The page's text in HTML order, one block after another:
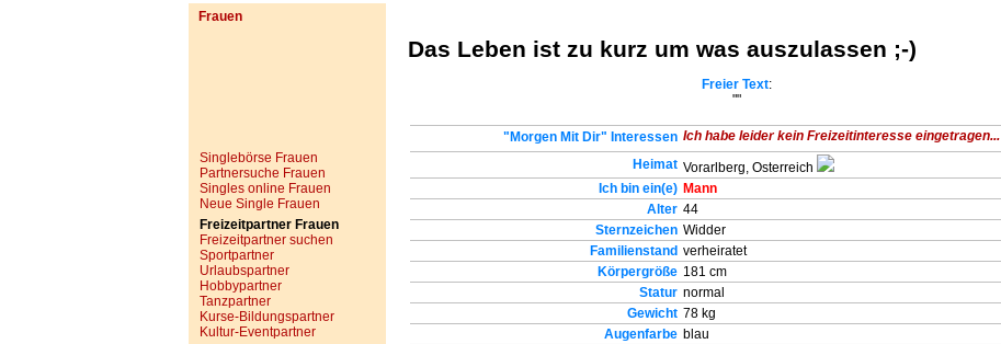
Frauen
Singlebörse Frauen
Partnersuche Frauen
Singles online Frauen
Neue Single Frauen
Freizeitpartner Frauen
Freizeitpartner suchen
Sportpartner
Urlaubspartner
Hobbypartner
Tanzpartner
Kurse-Bildungspartner
Kultur-Eventpartner
Das Leben ist zu kurz um was auszulassen ;-)
Freier Text:
""
"Morgen Mit Dir" Interessen Ich habe leider kein Freizeitinteresse eingetragen...
Heimat Vorarlberg, Osterreich
Ich bin ein(e) Mann
Alter 44
Sternzeichen Widder
Familienstand verheiratet
Körpergröße 181 cm
Statur normal
Gewicht 78 kg
Augenfarbe blau